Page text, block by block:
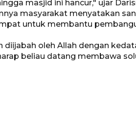
masjid ini hancur," ujar
masyarakat menyatakan
untuk membantu
diijabah oleh Allah dengan
beliau datang membawa